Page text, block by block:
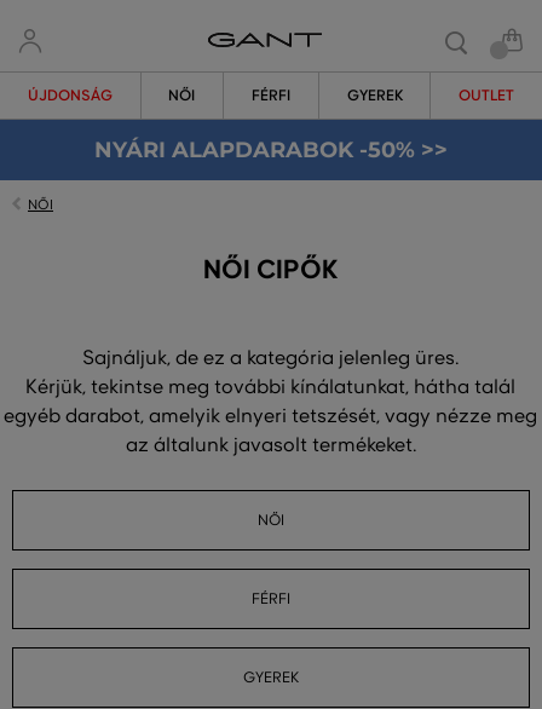
ÚJDONSÁG NŐI FÉRFI GYEREK OUTLET
NYÁRI ALAPDARABOK -50% >>
NŐI
NŐI CIPŐK
Sajnáljuk, de ez a kategória jelenleg üres.
Kérjük, tekintse meg további kínálatunkat, hátha talál
egyéb darabot, amelyik elnyeri tetszését, vagy nézze meg
az általunk javasolt termékeket.
NŐI
FÉRFI
GYEREK